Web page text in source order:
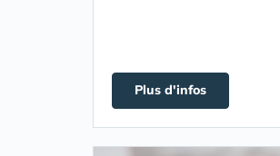
Plus d'infos